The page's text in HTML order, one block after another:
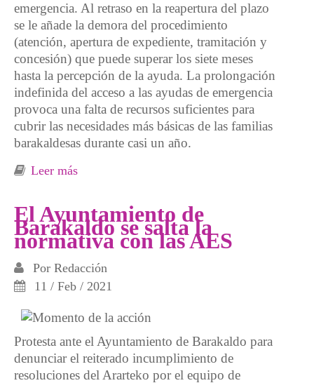
emergencia. Al retraso en la reapertura del plazo
se le añade la demora del procedimiento
(atención, apertura de expediente, tramitación y
concesión) que puede superar los siete meses
hasta la percepción de la ayuda. La prolongación
indefinida del acceso a las ayudas de emergencia
provoca una falta de recursos suficientes para
cubrir las necesidades más básicas de las familias
barakaldesas durante casi un año.
Leer más
El Ayuntamiento de
Barakaldo se salta la
normativa con las AES
Por Redacción
11 / Feb / 2021
Protesta ante el Ayuntamiento de Barakaldo para
denunciar el reiterado incumplimiento de
resoluciones del Ararteko por el equipo de